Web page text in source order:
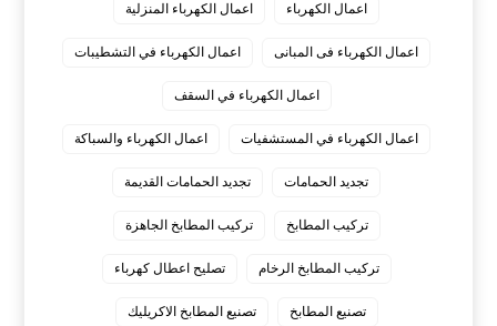
اعمال الكهرباء اعمال الكهرباء المنزلية
اعمال الكهرباء فى المبانى اعمال الكهرباء في التشطيبات
اعمال الكهرباء في السقف
اعمال الكهرباء في المستشفيات اعمال الكهرباء والسباكة
تجديد الحمامات تجديد الحمامات القديمة
تركيب المطابخ تركيب المطابخ الجاهزة
تركيب المطابخ الرخام تصليح اعطال كهرباء
تصنيع المطابخ تصنيع المطابخ الاكريليك